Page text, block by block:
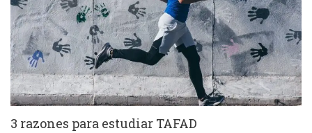
3 razones para estudiar TAFAD